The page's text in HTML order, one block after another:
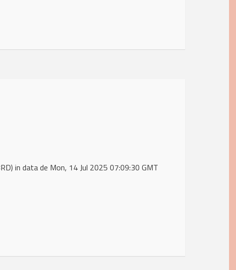
in data de Mon, 14 Jul 2025 07:09:30 GMT